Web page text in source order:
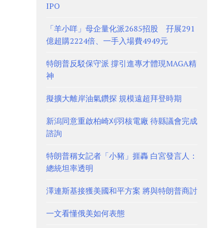
IPO
「羊小咩」母企量化派2685招股 孖展291
億超購2224倍、一手入場費4949元
特朗普反駁保守派 撐引進專才體現MAGA精
神
擬擴大離岸油氣鑽探 規模遠超拜登時期
新潟同意重啟柏崎刈羽核電廠 待縣議會完成
諮詢
特朗普稱女記者「小豬」捱轟 白宮發言人：
總統坦率透明
澤連斯基接獲美國和平方案 將與特朗普商討
一文看懂俄美如何表態